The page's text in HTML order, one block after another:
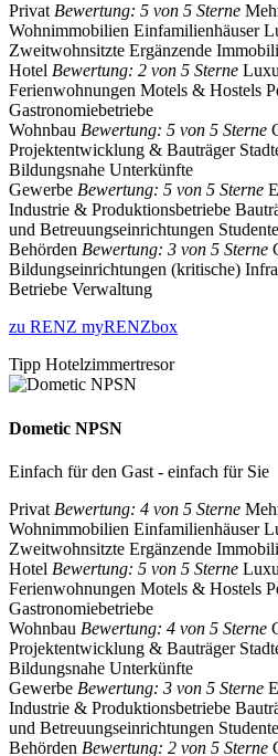
Privat Bewertung: 5 von 5 Sterne
Wohnimmobilien Einfamilienhäuser
Zweitwohnsitzte Ergänzende
Hotel Bewertung: 2 von 5 Sterne
Ferienwohnungen Motels & Hostels
Gastronomiebetriebe
Wohnbau Bewertung: 5 von 5 Sterne
Projektentwicklung & Bauträger
Bildungsnahe Unterkünfte
Gewerbe Bewertung: 5 von 5 Sterne
Industrie & Produktionsbetriebe
und Betreuungseinrichtungen
Behörden Bewertung: 3 von 5 Sterne
Bildungseinrichtungen (kritische)
Betriebe Verwaltung
zu RENZ myRENZbox
Tipp Hotelzimmertresor
Dometic NPSN
Einfach für den Gast - einfach für Sie
Privat Bewertung: 4 von 5 Sterne
Wohnimmobilien Einfamilienhäuser
Zweitwohnsitzte Ergänzende
Hotel Bewertung: 5 von 5 Sterne
Ferienwohnungen Motels & Hostels
Gastronomiebetriebe
Wohnbau Bewertung: 4 von 5 Sterne
Projektentwicklung & Bauträger
Bildungsnahe Unterkünfte
Gewerbe Bewertung: 3 von 5 Sterne
Industrie & Produktionsbetriebe
und Betreuungseinrichtungen
Behörden Bewertung: 2 von 5 Sterne